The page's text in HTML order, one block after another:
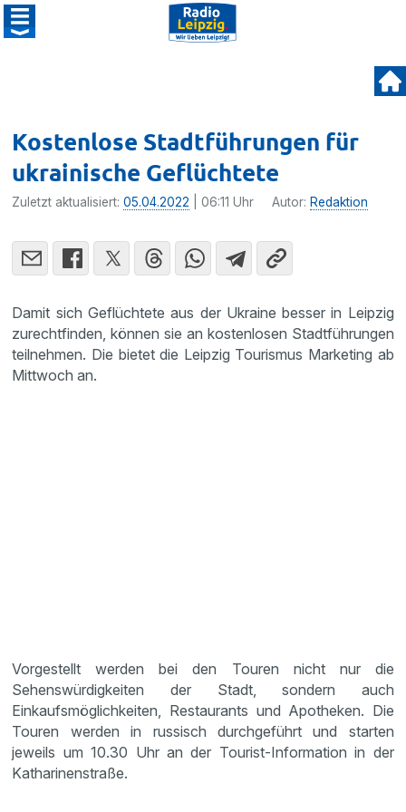
Kostenlose Stadtführungen für
ukrainische Geflüchtete
Zuletzt aktualisiert:05.04.2022 | 06:11 Uhr Autor: Redaktion
Damit sich Geflüchtete aus der Ukraine besser in Leipzig
zurechtfinden, können sie an kostenlosen Stadtführungen
teilnehmen. Die bietet die Leipzig Tourismus Marketing ab
Mittwoch an.
Vorgestellt werden bei den Touren nicht nur die
Sehenswürdigkeiten der Stadt, sondern auch
Einkaufsmöglichkeiten, Restaurants und Apotheken. Die
Touren werden in russisch durchgeführt und starten
jeweils um 10.30 Uhr an der Tourist-Information in der
Katharinenstraße.